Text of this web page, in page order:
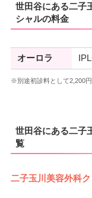
世田谷にある二子
シャルの料金
オーロラ
※別途初診料として2,200
世田谷にある二子
覧
二子玉川美容外科